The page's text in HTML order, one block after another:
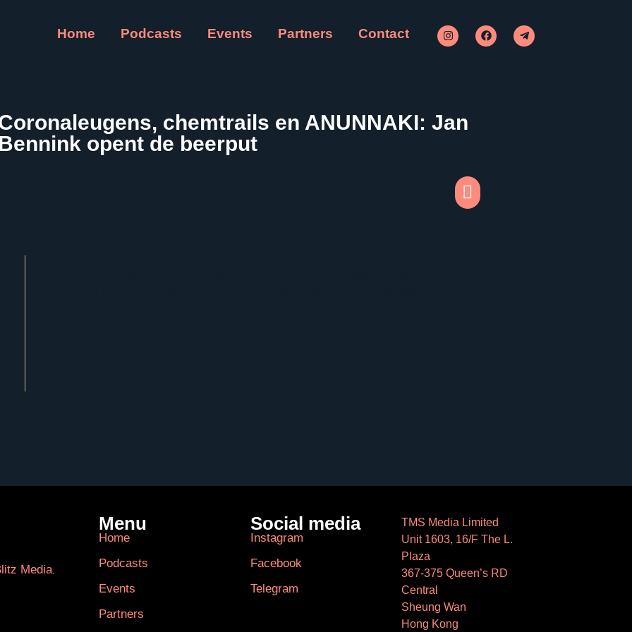
Home Podcasts Events Partners Contact
chemtrails en ANUNNAKI: Jan
Bennink opent de beerput
Media.
Menu
Home
Podcasts
Events
Partners
Social media
Instagram
Facebook
Telegram
TMS Media Limited
Unit 1603, 16/F The L.
Plaza
367-375 Queen’s RD
Central
Sheung Wan
Hong Kong